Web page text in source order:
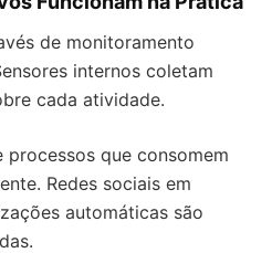
de monitoramento
internos coletam
cada atividade.
que consomem
Redes sociais em
automáticas são